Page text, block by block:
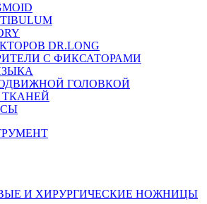
DR.LONG
С ФИКСАТОРАМИ
ГОЛОВКОЙ
И ХИРУРГИЧЕСКИЕ НОЖНИЦЫ